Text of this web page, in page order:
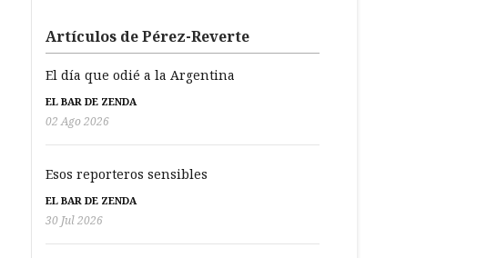
Artículos de Pérez-Reverte
El día que odié a la Argentina
EL BAR DE ZENDA
02 Ago 2026
Esos reporteros sensibles
EL BAR DE ZENDA
30 Jul 2026